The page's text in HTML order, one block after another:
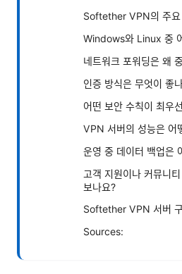
Softether VPN의 주요
Windows와 Linux 중
네트워크 포워딩은 왜
인증 방식은 무엇이 좋
어떤 보안 수칙이 최우
VPN 서버의 성능은 어
운영 중 데이터 백업은
고객 지원이나 커뮤니
보나요?
Softether VPN 서버
Sources: